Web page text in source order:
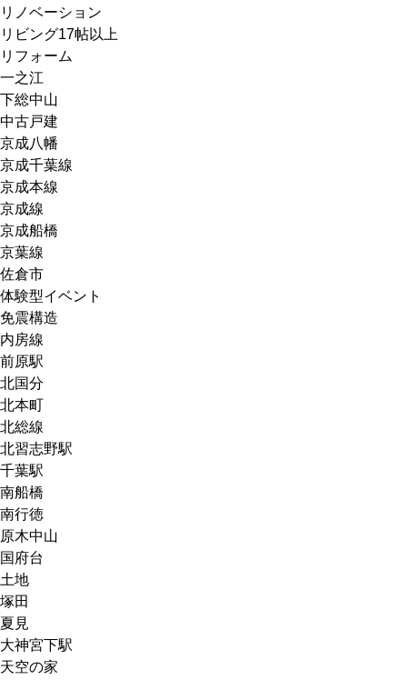
リノベーション
リビング17帖以上
リフォーム
一之江
下総中山
中古戸建
京成八幡
京成千葉線
京成本線
京成線
京成船橋
京葉線
佐倉市
体験型イベント
免震構造
内房線
前原駅
北国分
北本町
北総線
北習志野駅
千葉駅
南船橋
南行徳
原木中山
国府台
土地
塚田
夏見
大神宮下駅
天空の家